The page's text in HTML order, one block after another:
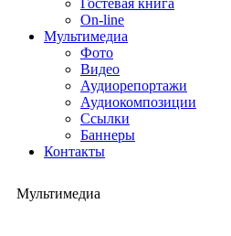
Гостевая книга
On-line
Мультимедиа
Фото
Видео
Аудиорепортажи
Аудиокомпозиции
Ссылки
Баннеры
Контакты
Мультимедиа